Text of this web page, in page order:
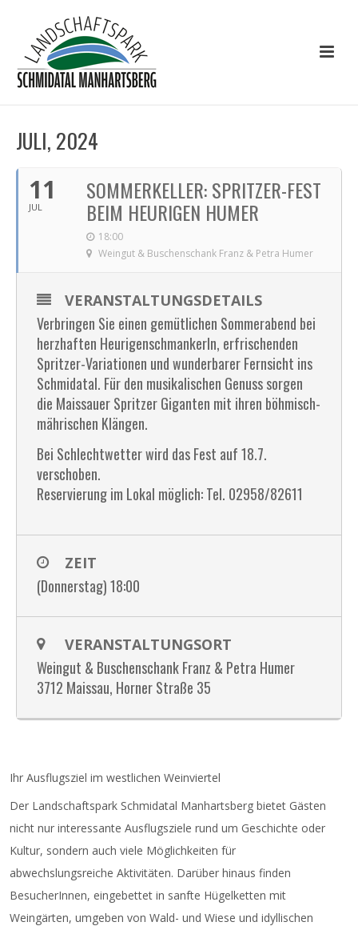
JULI, 2024
11
JUL
SOMMERKELLER: SPRITZER-FEST
BEIM HEURIGEN HUMER
18:00
Weingut & Buschenschank Franz & Petra Humer
VERANSTALTUNGSDETAILS
Verbringen Sie einen gemütlichen Sommerabend bei
herzhaften Heurigenschmankerln, erfrischenden
Spritzer-Variationen und wunderbarer Fernsicht ins
Schmidatal. Für den musikalischen Genuss sorgen
die Maissauer Spritzer Giganten mit ihren böhmisch-
mährischen Klängen.
Bei Schlechtwetter wird das Fest auf 18.7.
verschoben.
Reservierung im Lokal möglich: Tel. 02958/82611
ZEIT
(Donnerstag) 18:00
VERANSTALTUNGSORT
Weingut & Buschenschank Franz & Petra Humer
3712 Maissau, Horner Straße 35
Ihr Ausflugsziel im westlichen Weinviertel
Der Landschaftspark Schmidatal Manhartsberg bietet Gästen
nicht nur interessante Ausflugsziele rund um Geschichte oder
Kultur, sondern auch viele Möglichkeiten für
abwechslungsreiche Aktivitäten. Darüber hinaus finden
BesucherInnen, eingebettet in sanfte Hügelketten mit
Weingärten, umgeben von Wald- und Wiese und idyllischen